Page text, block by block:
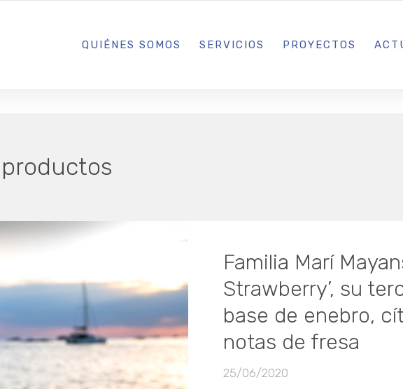
Y ESTRATEGIA DIGITAL IBIZA · MADRID · BARCELONA
QUIÉNES SOMOS SERVICIOS PROYECTOS
productos
Familia Marí
Strawberry’, su
base de enebro,
notas de fresa
25/06/2020